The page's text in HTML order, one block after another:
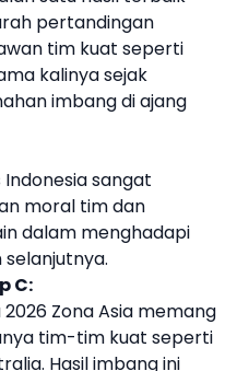
pertandingan
tim kuat seperti
kalinya sejak
imbang di ajang
sangat
moral tim dan
dalam menghadapi
C:
2026 Zona Asia memang
tim-tim kuat seperti
Hasil imbang ini